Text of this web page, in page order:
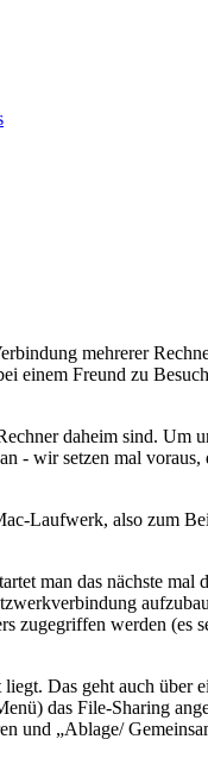
mehrerer
Freund zu
daheim sind. Um
- wir setzen mal
Laufwerk, also zum
man das nächste
werden (es
Das geht auch über
das File-Sharing
und „Ablage/